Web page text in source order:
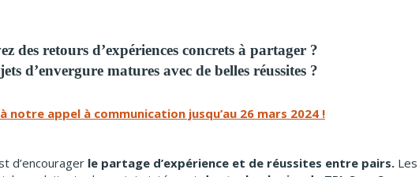
des retours d’expériences concrets à partager ?
d’envergure matures avec de belles réussites ?
notre appel à communication jusqu’au 26 mars 2024 !
d’encourager le partage d’expérience et de réussites entre pairs. Les